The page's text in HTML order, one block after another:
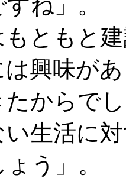
ともと
興味が
からで
生活に
う」。